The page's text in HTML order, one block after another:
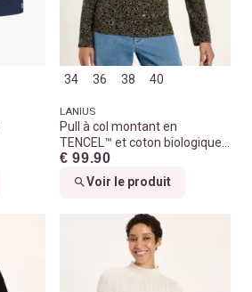
34 36 38 40
LANIUS
Pull à col montant en
TENCEL™ et coton biologique
Print leo dots turtle
€ 99.90
Voir le produit